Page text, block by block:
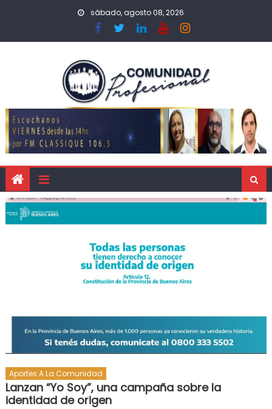
sábado, agosto 08, 2026
Aportes A La Comunidad
Lanzan “Yo Soy”, una campaña sobre la
identidad de origen